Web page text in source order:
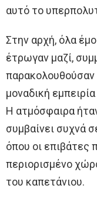
αυτό το
Στην αρχή, όλα
έτρωγαν μαζί,
παρακολουθούσαν
μοναδική
Η ατμόσφαιρα
συμβαίνει συχνά
όπου οι επιβάτες
περιορισμένο
του καπετάνιου.